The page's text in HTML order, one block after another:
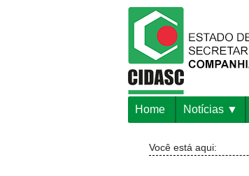
Home Notícias
Você está aqui: